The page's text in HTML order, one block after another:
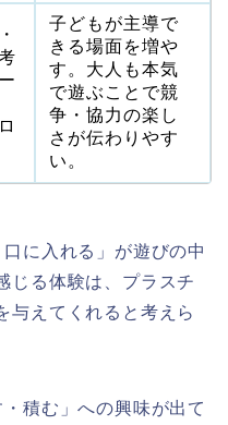
子どもが主導で
きる場面を増や
す。大人も本気
で遊ぶことで競
争・協力の楽し
さが伝わりやす
い。
に入れる」が遊びの中
じる体験は、プラスチ
与えてくれると考えら
積む」への興味が出て